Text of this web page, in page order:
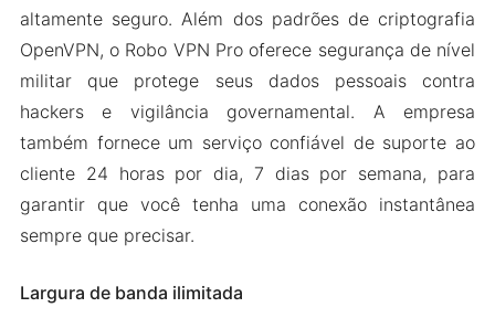
altamente seguro. Além dos padrões de criptografia
OpenVPN, o Robo VPN Pro oferece segurança de nível
militar que protege seus dados pessoais contra
hackers e vigilância governamental. A empresa
também fornece um serviço confiável de suporte ao
cliente 24 horas por dia, 7 dias por semana, para
garantir que você tenha uma conexão instantânea
sempre que precisar.
Largura de banda ilimitada